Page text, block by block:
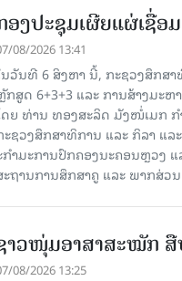
ອງປະຊຸມເຜີຍແຜ່ເຊື່
08/2026 13:41
ນວັນທີ 6 ສິງຫາ ນີ້, ກະຊວງສຶກສ
ກສູດ 6+3+3 ແລະ ການສ້າງມະ
ດຍ ທ່ານ ທອງສະລິດ ມັງໜໍ່ເມກ
ະຊວງສຶກສາທິການ ແລະ ກິລາ ແ
ຳມະການປົກຄອງນະຄອນຫຼວງ
ຖານການສຶກສາຄູ ແລະ ພາກສ່ວ
າວໜຸ່ມອາສາສະໝັກ ສື
08/2026 13:25